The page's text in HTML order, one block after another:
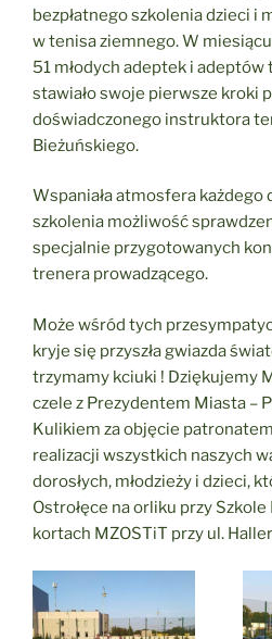
bezpłatnego szkolenia dzieci i
w tenisa ziemnego. W
51 młodych adeptek i
stawiało swoje pierwsze kroki
doświadczonego instruktora
Bieżuńskiego.
Wspaniała atmosfera każdego
szkolenia możliwość
specjalnie przygotowanych
trenera prowadzącego.
Może wśród tych
kryje się przyszła gwiazda
trzymamy kciuki ! Dziękujemy
czele z Prezydentem Miasta –
Kulikiem za objęcie
realizacji wszystkich naszych
dorosłych, młodzieży i dzieci,
Ostrołęce na orliku przy
kortach MZOSTiT przy ul.